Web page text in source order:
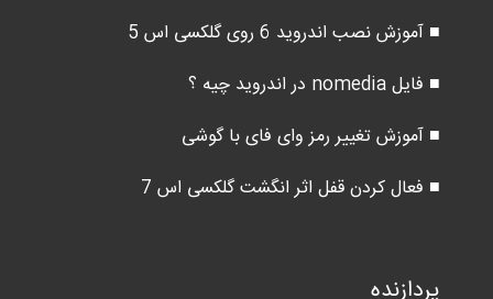
■ آموزش نصب اندروید 6 روی گلکسی اس 5
■ فایل nomedia در اندروید چیه ؟
■ آموزش تغییر رمز وای فای با گوشی
■ فعال کردن قفل اثر انگشت گلکسی اس 7
پردازنده